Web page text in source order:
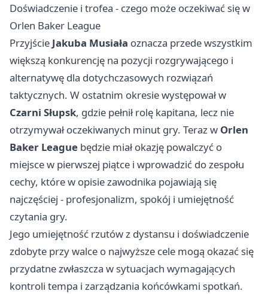
Doświadczenie i trofea - czego może oczekiwać się w
Orlen Baker League
Przyjście Jakuba Musiała oznacza przede wszystkim
większą konkurencję na pozycji rozgrywającego i
alternatywę dla dotychczasowych rozwiązań
taktycznych. W ostatnim okresie występował w
Czarni Słupsk, gdzie pełnił rolę kapitana, lecz nie
otrzymywał oczekiwanych minut gry. Teraz w Orlen
Baker League będzie miał okazję powalczyć o
miejsce w pierwszej piątce i wprowadzić do zespołu
cechy, które w opisie zawodnika pojawiają się
najczęściej - profesjonalizm, spokój i umiejętność
czytania gry.
Jego umiejętność rzutów z dystansu i doświadczenie
zdobyte przy walce o najwyższe cele mogą okazać się
przydatne zwłaszcza w sytuacjach wymagających
kontroli tempa i zarządzania końcówkami spotkań.